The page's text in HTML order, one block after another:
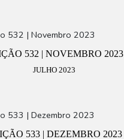
532 | NOVEMBRO 2023
JULHO 2023
533 | DEZEMBRO 2023